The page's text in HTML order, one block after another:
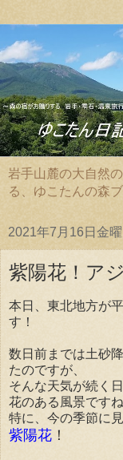
岩手山麓の大自然
る、ゆこたんの森
2021年7月16日金曜
紫陽花！ア
本日、東北地方が
す！
数日前までは土砂
たのですが、
そんな天気が続く
花のある風景です
特に、今の季節に
紫陽花 ！